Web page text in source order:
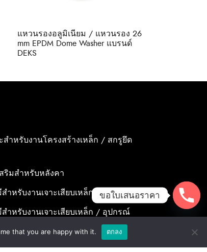
แหวนรองอลูมิเนียม / แหวนรอง 26
mm EPDM Dome Washer แบรนด์
DEKS
สำหรับงานโครงสร้างเหล็ก / สกรูยึด
ริมสำหรับหลังคา
ำหรับงานเจาะเสียบเหล็ก / พุกเคมี
สำหรับงานเจาะเสียบเหล็ก / อุปกรณ์
งานก่อสร้าง/ พุกเหล็ก /พุกเบ่ง
that you are happy with it. ตกลง
ขอใบเสนอราคา